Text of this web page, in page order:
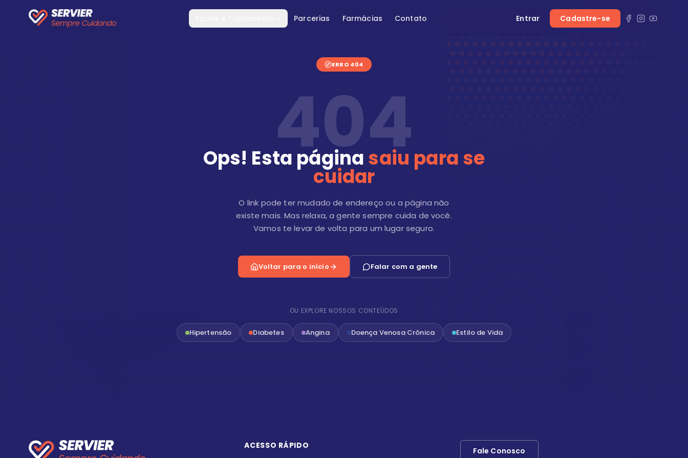
Parcerias Farmácias Contato Entrar Cadastre-se
ERRO 404
404
Ops! Esta páginasaiu para se
cuidar
O link pode ter mudado de endereço ou a página não
existe mais. Mas relaxa, a gente sempre cuida de você.
Vamos te levar de volta para um lugar seguro.
Voltar para o início Falar com a gente
OU EXPLORE NOSSOS CONTEÚDOS
Hipertensão Diabetes Angina Doença Venosa Crônica Estilo de Vida
ACESSO RÁPIDO
Fale Conosco